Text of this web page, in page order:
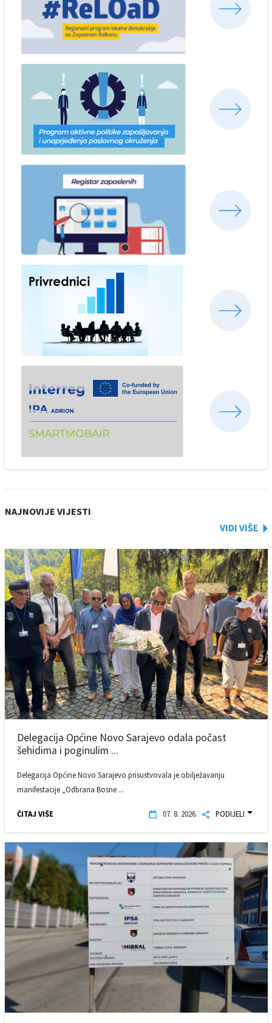
NAJNOVIJE VIJESTI
Delegacija Općine Novo Sarajevo odala počast
šehidima i poginulim ...
Delegacija Općine Novo Sarajevo prisustvovala je obilježavanju
manifestacije „Odbrana Bosne ...
ČITAJ VIŠE 07. 8. 2026. PODIJELI